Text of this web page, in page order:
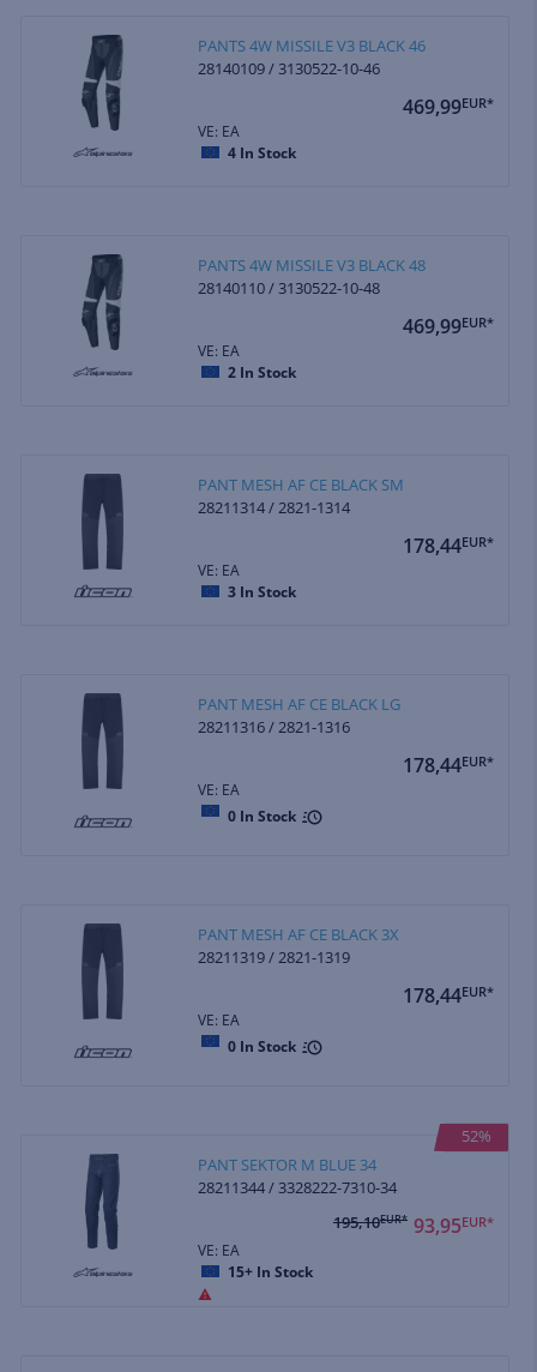
PANTS 4W MISSILE V3 BLACK 46
28140109 / 3130522-10-46
469,99EUR*
VE: EA
4 In Stock
PANTS 4W MISSILE V3 BLACK 48
28140110 / 3130522-10-48
469,99EUR*
VE: EA
2 In Stock
PANT MESH AF CE BLACK SM
28211314 / 2821-1314
178,44EUR*
VE: EA
3 In Stock
PANT MESH AF CE BLACK LG
28211316 / 2821-1316
178,44EUR*
VE: EA
0 In Stock
PANT MESH AF CE BLACK 3X
28211319 / 2821-1319
178,44EUR*
VE: EA
0 In Stock
52%
PANT SEKTOR M BLUE 34
28211344 / 3328222-7310-34
93,95EUR*
195,10EUR*
VE: EA
15+ In Stock